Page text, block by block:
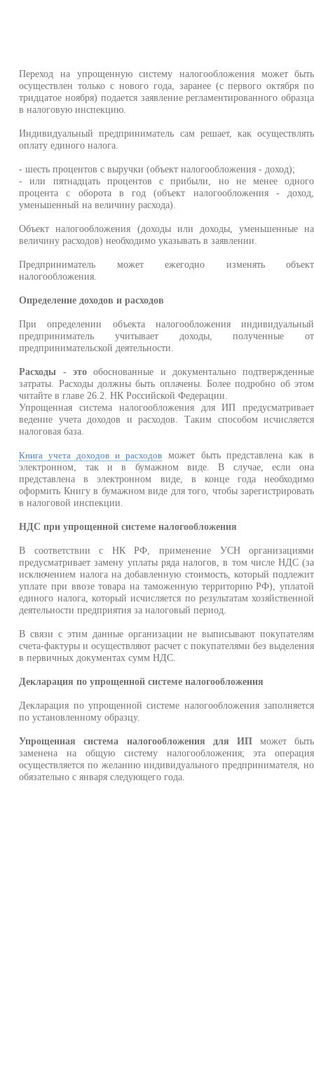
Переход на упрощенную систему налогообложения может быть
осуществлен только с нового года, заранее (с первого октября по
тридцатое ноября) подается заявление регламентированного образца
в налоговую инспекцию.
Индивидуальный предприниматель сам решает, как осуществлять
оплату единого налога.
- шесть процентов с выручки (объект налогообложения - доход);
- или пятнадцать процентов с прибыли, но не менее одного
процента с оборота в год (объект налогообложения - доход,
уменьшенный на величину расхода).
Объект налогообложения (доходы или доходы, уменьшенные на
величину расходов) необходимо указывать в заявлении.
Предприниматель может ежегодно изменять объект
налогообложения.
Определение доходов и расходов
При определении объекта налогообложения индивидуальный
предприниматель учитывает доходы, полученные от
предпринимательской деятельности.
Расходы - этообоснованные и документально подтвержденные
затраты. Расходы должны быть оплачены. Более подробно об этом
читайте в главе 26.2. НК Российской Федерации.
Упрощенная система налогообложения для ИП предусматривает
ведение учета доходов и расходов. Таким способом исчисляется
налоговая база.
Книга учета доходов и расходовможет быть представлена как в
электронном, так и в бумажном виде. В случае, если она
представлена в электронном виде, в конце года необходимо
оформить Книгу в бумажном виде для того, чтобы зарегистрировать
в налоговой инспекции.
НДС при упрощенной системе налогообложения
В соответствии с НК РФ, применение УСН организациями
предусматривает замену уплаты ряда налогов, в том числе НДС (за
исключением налога на добавленную стоимость, который подлежит
уплате при ввозе товара на таможенную территорию РФ), уплатой
единого налога, который исчисляется по результатам хозяйственной
деятельности предприятия за налоговый период.
В связи с этим данные организации не выписывают покупателям
счета-фактуры и осуществляют расчет с покупателями без выделения
в первичных документах сумм НДС.
Декларация по упрощенной системе налогообложения
Декларация по упрощенной системе налогообложения заполняется
по установленному образцу.
Упрощенная система налогообложения для ИПможет быть
заменена на общую систему налогообложения; эта операция
осуществляется по желанию индивидуального предпринимателя, но
обязательно с января следующего года.